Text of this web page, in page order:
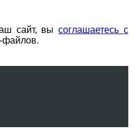
сайт, высоглашаетесь с
файлов.